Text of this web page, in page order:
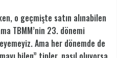
o geçmişte satın alınabilen
TBMM’nin 23. dönemi
Ama her dönemde de